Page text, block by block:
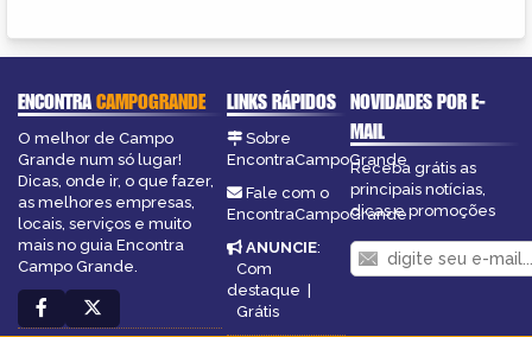
ENCONTRACAMPOGRANDE
O melhor de Campo
Grande num só lugar!
Dicas, onde ir, o que fazer,
as melhores empresas,
locais, serviços e muito
mais no guia Encontra
Campo Grande.
LINKS RÁPIDOS
Sobre
EncontraCampoGrande
Fale com o
EncontraCampoGrande
ANUNCIE:
Com
destaque |
Grátis
NOVIDADES POR E-
MAIL
Receba grátis as
principais notícias,
dicas e promoções